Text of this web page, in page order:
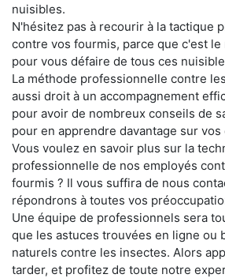
nuisibles.
N'hésitez pas à recourir à la tactique
contre vos fourmis, parce que c'est
pour vous défaire de tous ces
La méthode professionnelle contre
aussi droit à un accompagnement
pour avoir de nombreux conseils de
pour en apprendre davantage sur
Vous voulez en savoir plus sur la
professionnelle de nos employés
fourmis ? Il vous suffira de nous
répondrons à toutes vos
Une équipe de professionnels sera
que les astuces trouvées en ligne ou
naturels contre les insectes. Alors
tarder, et profitez de toute notre